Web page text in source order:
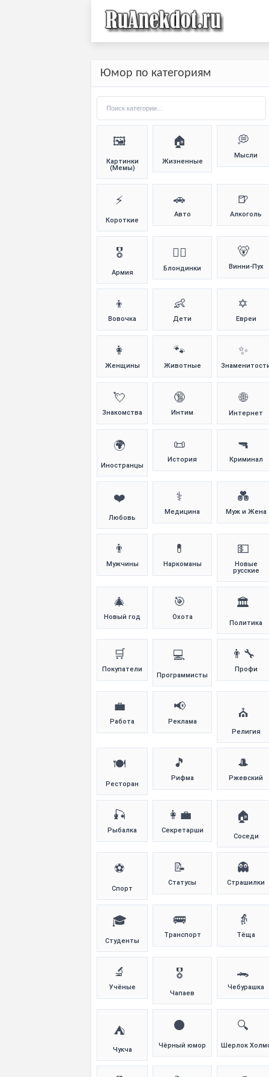
Юмор по категориям
🖼️
Картинки
(Мемы)
🏠
Жизненные
💭
Мысли
⚡
Короткие
🚗
Авто
🍺
Алкоголь
🎖️
Армия
👱‍♀️
Блондинки
🐻
Винни-Пух
👦
Вовочка
👶
Дети
✡️
Евреи
👩
Женщины
🐾
Животные
✨
💘
Знакомства
🔞
Интим
🌐
Интернет
🌍
Иностранцы
📜
История
🔫
Криминал
❤️
Любовь
⚕️
Медицина
💑
Муж и Жена
👨
Мужчины
💊
Наркоманы
💵
Новые
русские
🎄
Новый год
🎯
Охота
🏛️
Политика
🛒
Покупатели
💻
Программисты
👨‍🔧
Профи
💼
Работа
📢
Реклама
⛪
Религия
🍽️
Ресторан
🎵
Рифма
🎩
Ржевский
🎣
Рыбалка
👩‍💼
Секретарши
🏠
Соседи
⚽
Спорт
📝
Статусы
👻
Страшилки
🎓
Студенты
🚌
Транспорт
👵
Тёща
🔬
Учёные
🎖️
Чапаев
🐊
Чебурашка
⛺
Чукча
⚫
Чёрный юмор
🔍
Шерлок